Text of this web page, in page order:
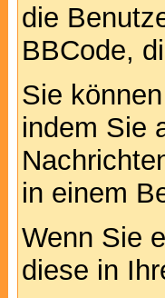
die
BBCode,
Sie
indem Sie
in einem
Wenn Sie
diese in